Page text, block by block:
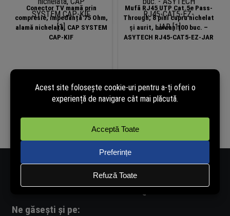
Conector TV mamă prin
compresie, impedanță 75 Ohm,
alamă nichelată, CAP SYSTEM
CAP-KIF
3,42 lei
(cu TVA)
Mufă RJ45 UTP Cat.5e Pass-
Through, 8 pini cupru nichelat
și aurit, borcan 100 buc. –
ASYTECH RJ45-CAT5-EZ-JAR
38,12 lei
(cu TVA)
Număr de telefon - 0334.405.358
Ne găsești și pe: